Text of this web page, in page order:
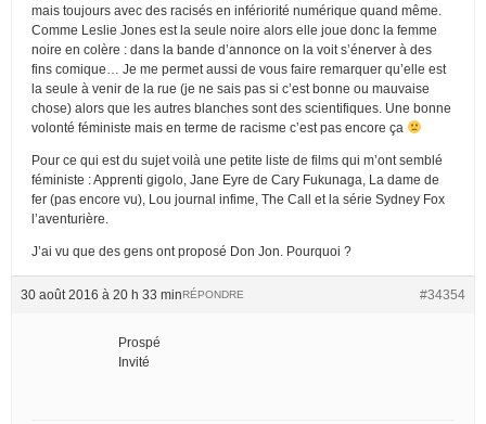
mais toujours avec des racisés en infériorité numérique quand même.
Comme Leslie Jones est la seule noire alors elle joue donc la femme
noire en colère : dans la bande d’annonce on la voit s’énerver à des
fins comique… Je me permet aussi de vous faire remarquer qu’elle est
la seule à venir de la rue (je ne sais pas si c’est bonne ou mauvaise
chose) alors que les autres blanches sont des scientifiques. Une bonne
volonté féministe mais en terme de racisme c’est pas encore ça
Pour ce qui est du sujet voilà une petite liste de films qui m’ont semblé
féministe : Apprenti gigolo, Jane Eyre de Cary Fukunaga, La dame de
fer (pas encore vu), Lou journal infime, The Call et la série Sydney Fox
l’aventurière.
J’ai vu que des gens ont proposé Don Jon. Pourquoi ?
30 août 2016 à 20 h 33 min #34354
RÉPONDRE
Prospé
Invité